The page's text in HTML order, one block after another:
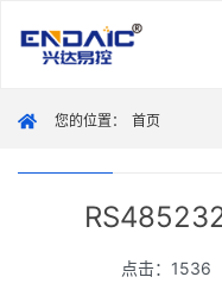
您的位置： 首页
点击：1536